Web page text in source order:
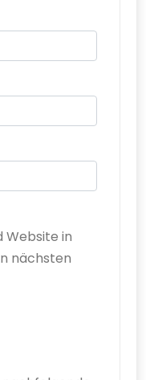
Website in
nächsten